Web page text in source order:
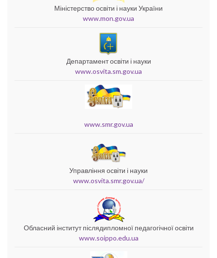
Міністерство освіти і науки України
www.mon.gov.ua
Департамент освіти і науки
www.osvita.sm.gov.ua
www.smr.gov.ua
Управління освіти і науки
www.osvita.smr.gov.ua/
Обласний інститут післядипломної педагогічної освіти
www.soippo.edu.ua